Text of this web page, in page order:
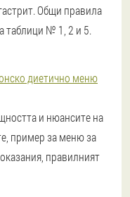
Общи правила
таблици № 1, 2 и 5.
диетично меню
и нюансите на
пример за меню за
правилният